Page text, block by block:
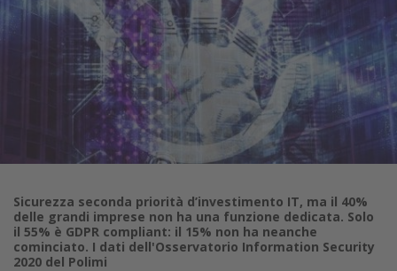
Sicurezza seconda priorità d’investimento IT, ma il 40%
delle grandi imprese non ha una funzione dedicata. Solo
il 55% è GDPR compliant: il 15% non ha neanche
cominciato. I dati dell'Osservatorio Information Security
2020 del Polimi